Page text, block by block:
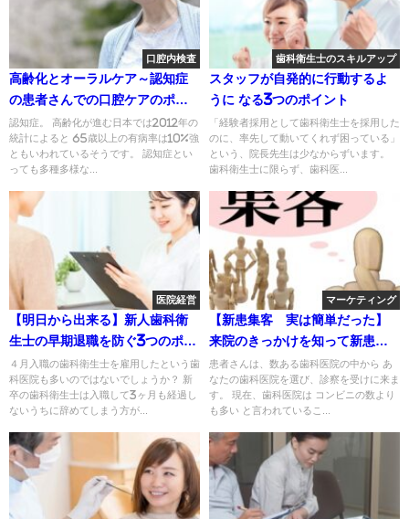
口腔内検査
高齢化とオーラルケア～認知症
の患者さんでの口腔ケアのポイ
ント
認知症。 高齢化が進む日本では2012年の
統計によると 65歳以上の有病率は10%強
ともいわれているそうです。 認知症とい
っても多種多様な...
歯科衛生士のスキルアップ
スタッフが自発的に行動するよ
うに なる3つのポイント
「経験者採用として歯科衛生士を採用した
のに、率先して動いてくれず困っている」
という、院長先生は少なからずいます。
歯科衛生士に限らず、歯科医...
医院経営
【明日から出来る】新人歯科衛
生士の早期退職を防ぐ3つのポイ
ント
４月入職の歯科衛生士を雇用したという歯
科医院も多いのではないでしょうか？ 新
卒の歯科衛生士は入職して3ヶ月も経過し
ないうちに辞めてしまう方が...
マーケティング
【新患集客 実は簡単だった】
来院のきっかけを知って新患を
増やす
患者さんは、数ある歯科医院の中から あ
なたの歯科医院を選び、診察を受けに来ま
す。 現在、歯科医院は コンビニの数より
も多い と言われているこ...